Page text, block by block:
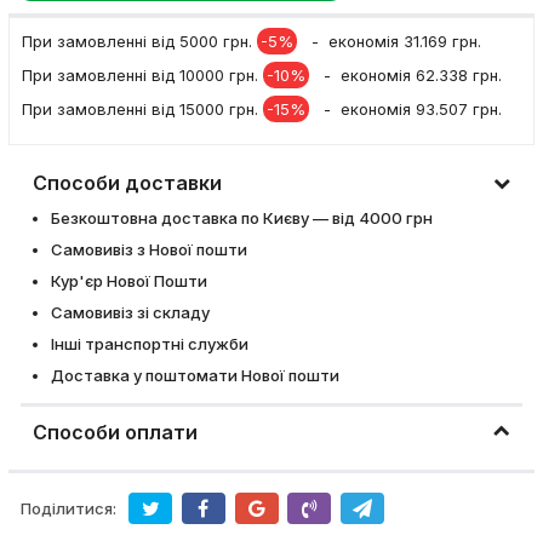
При замовленні вiд 5000 грн. -5%
- економія 31.169 грн.
При замовленні вiд 10000 грн. -10%
- економія 62.338 грн.
При замовленні вiд 15000 грн. -15% - економія 93.507 грн.
Способи доставки
Безкоштовна доставка по Києву — від 4000 грн
Самовивіз з Нової пошти
Кур'єр Нової Пошти
Самовивіз зі складу
Інші транспортні служби
Доставка у поштомати Нової пошти
Способи оплати
Поділитися: